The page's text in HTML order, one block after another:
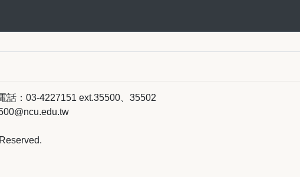
話：03-4227151 ext.35500、35502